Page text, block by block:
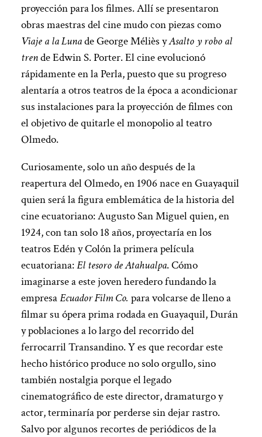
proyección para los filmes. Allí se presentaron
obras maestras del cine mudo con piezas como
Viaje a la Lunade George Méliès yAsalto y robo al
trende Edwin S. Porter. El cine evolucionó
rápidamente en la Perla, puesto que su progreso
alentaría a otros teatros de la época a acondicionar
sus instalaciones para la proyección de filmes con
el objetivo de quitarle el monopolio al teatro
Olmedo.
Curiosamente, solo un año después de la
reapertura del Olmedo, en 1906 nace en Guayaquil
quien será la figura emblemática de la historia del
cine ecuatoriano: Augusto San Miguel quien, en
1924, con tan solo 18 años, proyectaría en los
teatros Edén y Colón la primera película
ecuatoriana:El tesoro de Atahualpa. Cómo
imaginarse a este joven heredero fundando la
empresaEcuador Film Co. para volcarse de lleno a
filmar su ópera prima rodada en Guayaquil, Durán
y poblaciones a lo largo del recorrido del
ferrocarril Transandino. Y es que recordar este
hecho histórico produce no solo orgullo, sino
también nostalgia porque el legado
cinematográfico de este director, dramaturgo y
actor, terminaría por perderse sin dejar rastro.
Salvo por algunos recortes de periódicos de la